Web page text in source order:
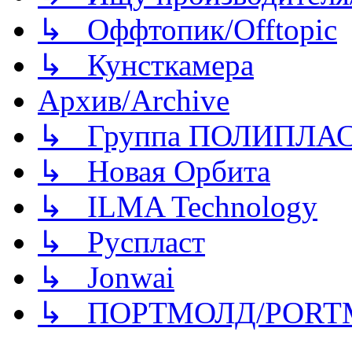
↳ Оффтопик/Offtopic
↳ Кунсткамера
Архив/Archive
↳ Группа
↳ Новая Орбита
↳ ILMA Technology
↳ Руспласт
↳ Jonwai
↳ ПОРТМОЛД/